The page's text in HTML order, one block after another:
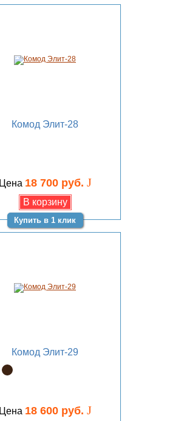
Комод Элит-28
Цена 18 700 руб. J
Купить в 1 клик
Комод Элит-29
Цена 18 600 руб. J